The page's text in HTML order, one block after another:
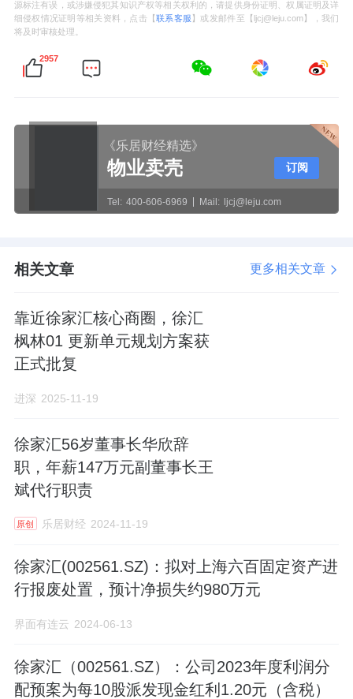
源标注有误，或涉嫌侵犯其知识产权等相关权利的，请提供身份证明、权属证明及详
细侵权情况证明等相关资料，点击【联系客服 】或发邮件至【ljcj@leju.com】，我们
将及时审核处理。
2957
《乐居财经精选》
物业卖壳
Tel: 400-606-6969 Mail: ljcj@leju.com
订阅
相关文章 更多相关文章
靠近徐家汇核心商圈，徐汇
枫林01 更新单元规划方案获
正式批复
进深 2025-11-19
徐家汇56岁董事长华欣辞
职，年薪147万元副董事长王
斌代行职责
原创 乐居财经 2024-11-19
徐家汇(002561.SZ)：拟对上海六百固定资产进
行报废处置，预计净损失约980万元
界面有连云 2024-06-13
徐家汇（002561.SZ）：公司2023年度利润分
配预案为每10股派发现金红利1.20元（含税）